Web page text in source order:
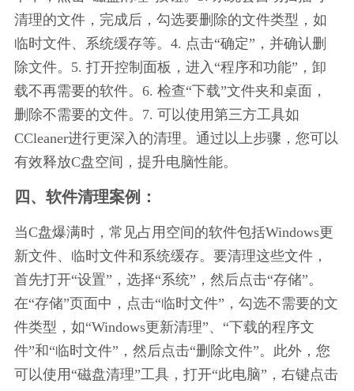
清理的文件，完成后，勾选要删除的文件类型，如
临时文件、系统缓存等。4. 点击“确定”，并确认删
除文件。5. 打开控制面板，进入“程序和功能”，卸
载不再需要的软件。6. 检查“下载”文件夹和桌面，
删除不需要的文件。7. 可以使用第三方工具如
CCleaner进行更深入的清理。通过以上步骤，您可以
有效释放C盘空间，提升电脑性能。
四、软件清理案例：
当C盘爆满时，常见占用空间的软件包括Windows更
新文件、临时文件和系统缓存。要清理这些文件，
首先打开“设置”，选择“系统”，然后点击“存储”。
在“存储”页面中，点击“临时文件”，勾选不需要的文
件类型，如“Windows更新清理”、“下载的程序文
件”和“临时文件”，然后点击“删除文件”。此外，您
可以使用“磁盘清理”工具，打开“此电脑”，右键点击